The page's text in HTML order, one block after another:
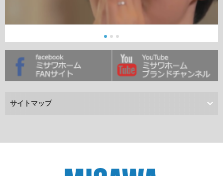
サイトマップ